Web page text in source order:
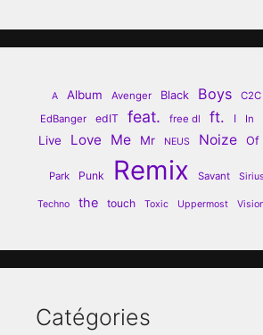
A Album Avenger Black Boys C2C
EdBanger
edIT feat. free dl ft. I In
Live Love Me Mr NEUS Noize Of
Park Punk Remix Savant
Techno the touch Toxic Uppermost
Catégories